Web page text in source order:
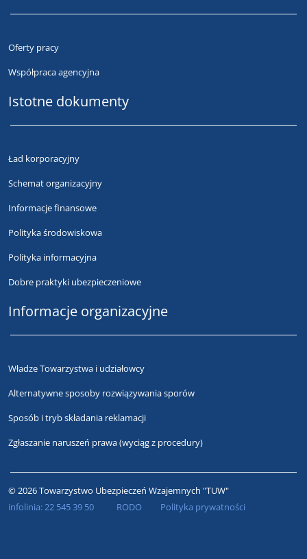
Oferty pracy
Współpraca agencyjna
Istotne dokumenty
Ład korporacyjny
Schemat organizacyjny
Informacje finansowe
Polityka środowiskowa
Polityka informacyjna
Dobre praktyki ubezpieczeniowe
Informacje organizacyjne
Władze Towarzystwa i udziałowcy
Alternatywne sposoby rozwiązywania sporów
Sposób i tryb składania reklamacji
Zgłaszanie naruszeń prawa (wyciąg z procedury)
© 2026 Towarzystwo Ubezpieczeń Wzajemnych "TUW"
infolinia:22 545 39 50 RODO Polityka prywatności